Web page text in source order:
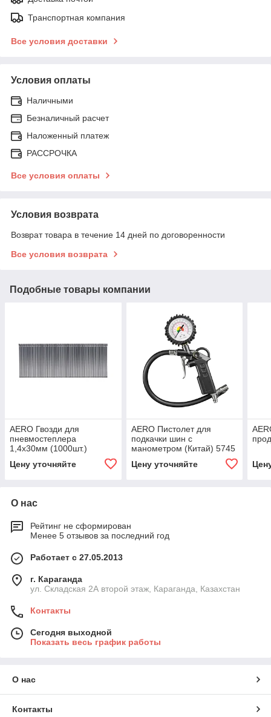
Транспортная компания
Все условия доставки
Условия оплаты
Наличными
Безналичный расчет
Наложенный платеж
РАССРОЧКА
Все условия оплаты
Условия возврата
Возврат товара в течение 14 дней по договоренности
Все условия возврата
Подобные товары компании
AERO Гвозди для
пневмостеплера
1,4х30мм (1000шт.)
Цену уточняйте
AERO Пистолет для
подкачки шин с
манометром (Китай) 5745
Цену уточняйте
О нас
Рейтинг не сформирован
Менее 5 отзывов за последний год
Работает с 27.05.2013
г. Караганда
ул. Складская 2А второй этаж, Караганда, Казахстан
Контакты
Сегодня выходной
Показать весь график работы
О нас
Контакты